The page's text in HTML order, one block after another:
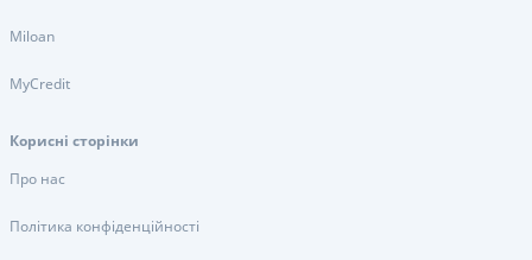
Miloan
MyCredit
Корисні сторінки
Про нас
Політика конфіденційності